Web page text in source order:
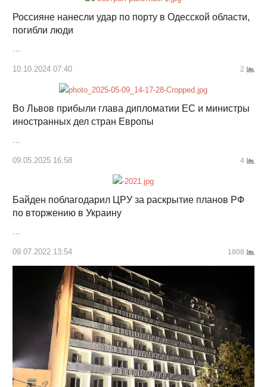
Россияне нанесли удар по порту в Одесской области,
погибли люди
…
10.10.2024 07:40 2
Во Львов прибыли глава дипломатии ЕС и министры
иностранных дел стран Европы
…
09.05.2025 16:58 4
Байден поблагодарил ЦРУ за раскрытие планов РФ
по вторжению в Украину
…
09.07.2022 13:54 1808